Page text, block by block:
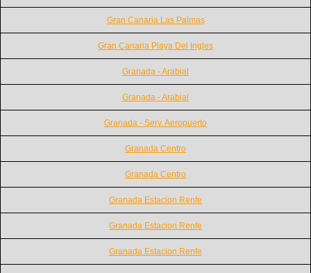
Gran Canaria Las Palmas
Gran Canaria Playa Del Ingles
Granada - Arabial
Granada - Arabial
Granada - Serv. Aeropuerto
Granada Centro
Granada Centro
Granada Estacion Renfe
Granada Estacion Renfe
Granada Estacion Renfe